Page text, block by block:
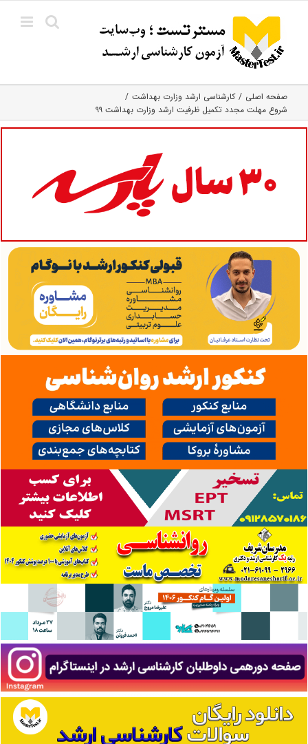
content
صفحه اصلی
کارشناسی ارشد وزارت بهداشت
شروع مهلت مجدد تکمیل ظرفیت ارشد وزارت بهداشت ۹۹